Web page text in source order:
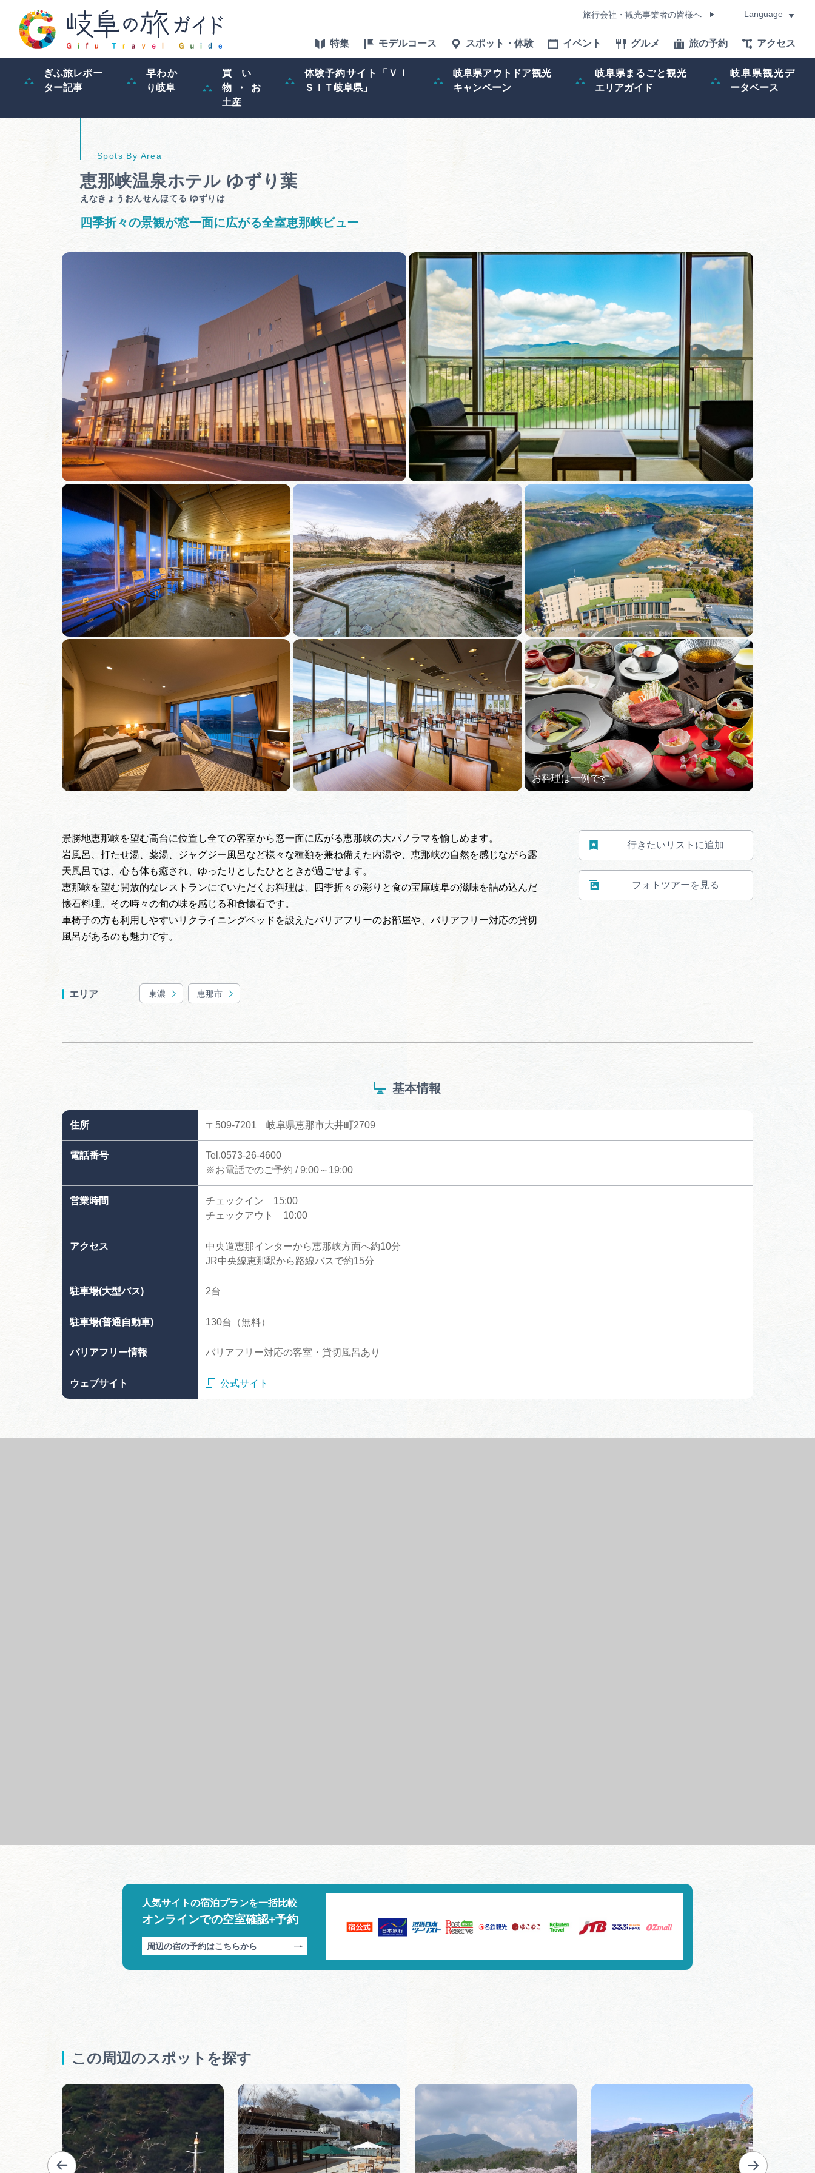
旅行会社・観光事業者の皆様へ Language
特集 モデルコース スポット・体験 イベント グルメ 旅の予約 アクセス
ぎふ旅レポー
ター記事
早わか
り岐阜
買い
物・お
土産
体験予約サイト「ＶＩ
ＳＩＴ岐阜県」
岐阜県アウトドア観光
キャンペーン
岐阜県まるごと観光
エリアガイド
岐阜県観光デ
ータベース
買い物・お土産
体験予約サイト「ＶＩＳＩＴ
岐阜県」
岐阜県アウトドア観光キャン
ペーン
岐阜県まるごと観光エリアガ
イド
岐阜県観光データベース
旅行会社・観光事業者の皆様へ フォトライブラリー
動画ライブラリー お問い合わせ
運営組織 広告掲載 サイトポリシー
恵那峡温泉ホテル ゆずり葉
えなきょうおんせんほてる ゆずりは
四季折々の景観が窓一面に広がる全室恵那峡ビュー
景勝地恵那峡を望む高台に位置し全ての客室から窓一面に広がる恵那峡の大パノラマを愉しめます。
岩風呂、打たせ湯、薬湯、ジャグジー風呂など様々な種類を兼ね備えた内湯や、恵那峡の自然を感じながら露
天風呂では、心も体も癒され、ゆったりとしたひとときが過ごせます。
恵那峡を望む開放的なレストランにていただくお料理は、四季折々の彩りと食の宝庫岐阜の滋味を詰め込んだ
懐石料理。その時々の旬の味を感じる和食懐石です。
車椅子の方も利用しやすいリクライニングベッドを設えたバリアフリーのお部屋や、バリアフリー対応の貸切
風呂があるのも魅力です。
エリア 東濃 恵那市
行きたいリストに追加
フォトツアーを見る
基本情報
住所 〒509-7201 岐阜県恵那市大井町2709
電話番号
Tel.0573-26-4600
※お電話でのご予約 / 9:00～19:00
営業時間
チェックイン 15:00
チェックアウト 10:00
アクセス
中央道恵那インターから恵那峡方面へ約10分
JR中央線恵那駅から路線バスで約15分
駐車場(大型バス) 2台
駐車場(普通自動車) 130台（無料）
バリアフリー情報 バリアフリー対応の客室・貸切風呂あり
ウェブサイト 公式サイト
人気サイトの宿泊プランを一括比較
オンラインでの空室確認+予約
周辺の宿の予約はこちらから
この周辺のスポットを探す